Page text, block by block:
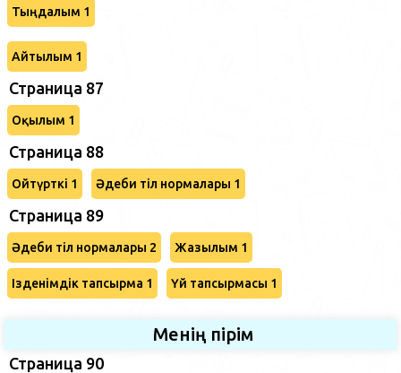
Тыңдалым 1
Айтылым 1
Страница 87
Оқылым 1
Страница 88
Ойтүрткі 1 Әдеби тіл нормалары 1
Страница 89
Әдеби тіл нормалары 2 Жазылым 1
Ізденімдік тапсырма 1 Үй тапсырмасы 1
Менің пірім
Страница 90